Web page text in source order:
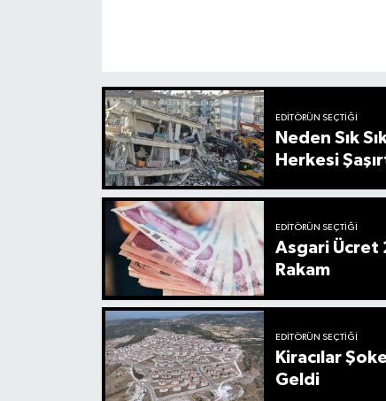
EDITÖRÜN SEÇTIĞI
Neden Sık
Herkesi
EDITÖRÜN SEÇTIĞI
Asgari Ücret
Rakam
EDITÖRÜN SEÇTIĞI
Kiracılar
Geldi